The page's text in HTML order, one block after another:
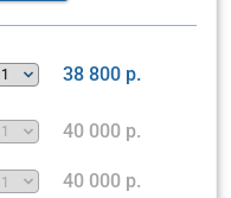
38 800 р.
40 000 р.
40 000 р.